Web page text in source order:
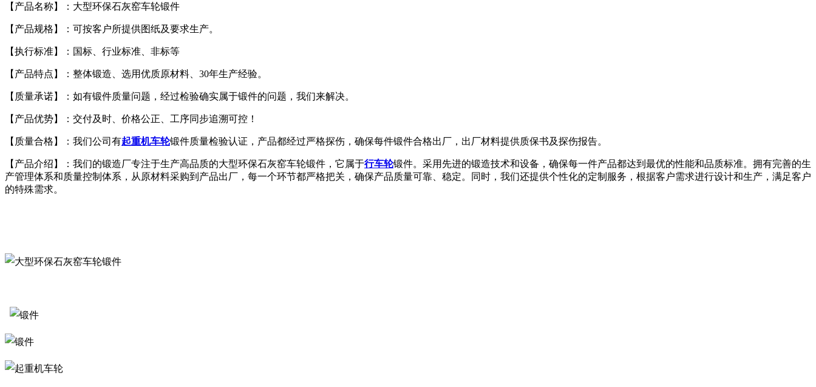
【产品名称】： 大型环保石灰窑车轮锻件
【产品规格】：可按客户所提供图纸及要求生产。
【执行标准】：国标、行业标准、非标等
【产品特点】：整体锻造、选用优质原材料、30年生产经验。
【质量承诺】：如有锻件质量问题，经过检验确实属于锻件的问题，我们来解决。
【产品优势】：交付及时、价格公正、工序同步追溯可控！
【质量合格】：我们公司有起重机车轮锻件质量检验认证，产品都经过严格探伤，确保每件锻件合格出厂，出厂材料提供质保书及探伤报告。
【产品介绍】：我们的锻造厂专注于生产高品质的大型环保石灰窑车轮锻件 ，它属于行车轮锻件。采用先进的锻造技术和设备，确保每一件产品都达到最优的性能和品质标准。拥有完善的生
产管理体系和质量控制体系，从原材料采购到产品出厂，每一个环节都严格把关，确保产品质量可靠、稳定。同时，我们还提供个性化的定制服务，根据客户需求进行设计和生产，满足客户
的特殊需求。